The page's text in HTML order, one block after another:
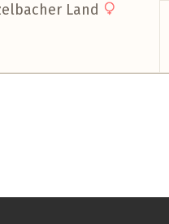
Land